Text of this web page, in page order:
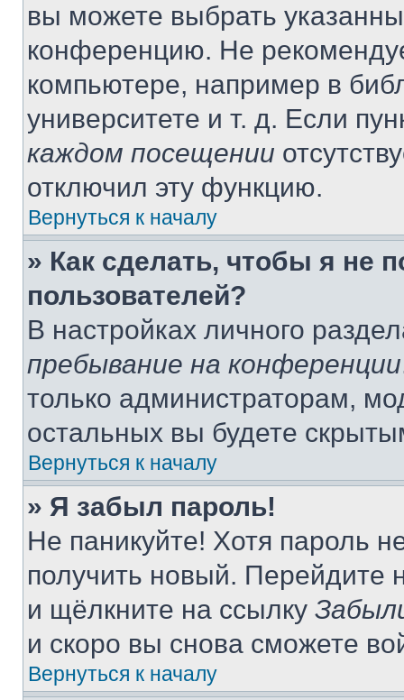
вы можете выбрать
конференцию. Не
компьютере, например в
университете и т. д. Если
каждом посещении
отключил эту функцию.
Вернуться к началу
» Как сделать, чтобы я не
пользователей?
В настройках личного
пребывание на конференции
только администраторам,
остальных вы будете
Вернуться к началу
» Я забыл пароль!
Не паникуйте! Хотя пароль
получить новый. Перейдите
и щёлкните на ссылку
и скоро вы снова сможете
Вернуться к началу